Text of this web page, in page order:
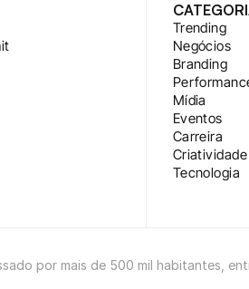
Trending
Negócios
Branding
Mídia
Eventos
Carreira
Criatividade
Tecnologia
por mais de 500 mil habitantes,